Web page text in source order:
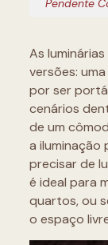
Pendente
As
versões:
por ser
cenários
de um
a iluminação
precisar de
é ideal para
quartos, ou
o espaço